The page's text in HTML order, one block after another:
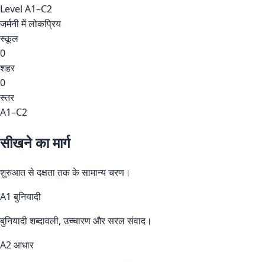
Level A1–C2
जर्मनी में लोकप्रिय
स्कूल
0
शहर
0
स्तर
A1–C2
सीखने का मार्ग
शुरुआत से दक्षता तक के सामान्य चरण।
A1 बुनियादी
बुनियादी शब्दावली, उच्चारण और सरल संवाद।
A2 आधार